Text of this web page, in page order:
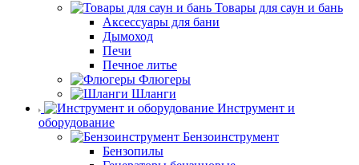
Товары для саун и бань
Аксессуары для бани
Дымоход
Печи
Печное литье
Флюгеры
Шланги
Инструмент и
оборудование
Бензоинструмент
Бензопилы